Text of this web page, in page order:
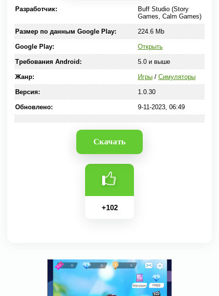
Разработчик:
Buff Studio (Story
Games, Calm Games)
Размер по данным Google Play: 224.6 Mb
Google Play: Открыть
Требования Android: 5.0 и выше
Жанр: Игры/ Симуляторы
Версия: 1.0.30
Обновлено: 9-11-2023, 06:49
Скачать
+102